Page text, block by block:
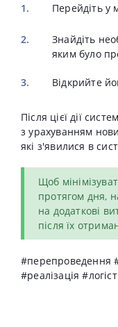
Перейдіть у
Знайдіть
яким було
Відкрийте
Після цієї дії
з урахуванням
які з'явилися в
Щоб
протягом дня,
на додаткові
після їх
#перепроведення
#реалізація